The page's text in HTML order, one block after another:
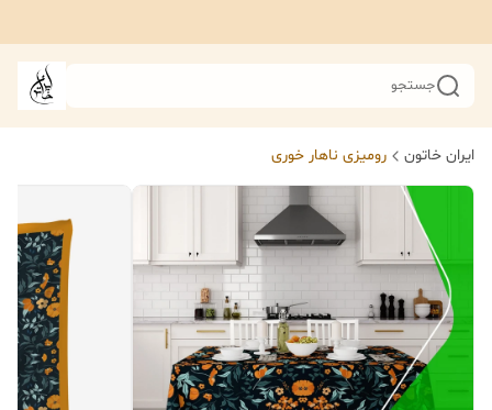
جستجو
ایران خاتون رومیزی ناهار خوری